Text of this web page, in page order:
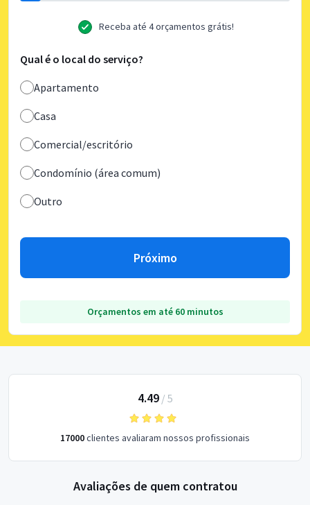
Receba até 4 orçamentos grátis!
Qual é o local do serviço?
Apartamento
Casa
Comercial/escritório
Condomínio (área comum)
Outro
Próximo
Orçamentos em até 60 minutos
4.49/ 5
17000clientes avaliaram nossos profissionais
Avaliações de quem contratou